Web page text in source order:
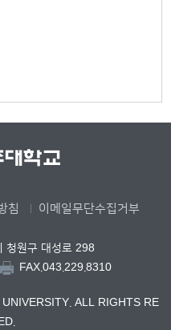
침 이메일무단수집거부
청원구 대성로 298
FAX.043.229.8310
ALL RIGHTS RE